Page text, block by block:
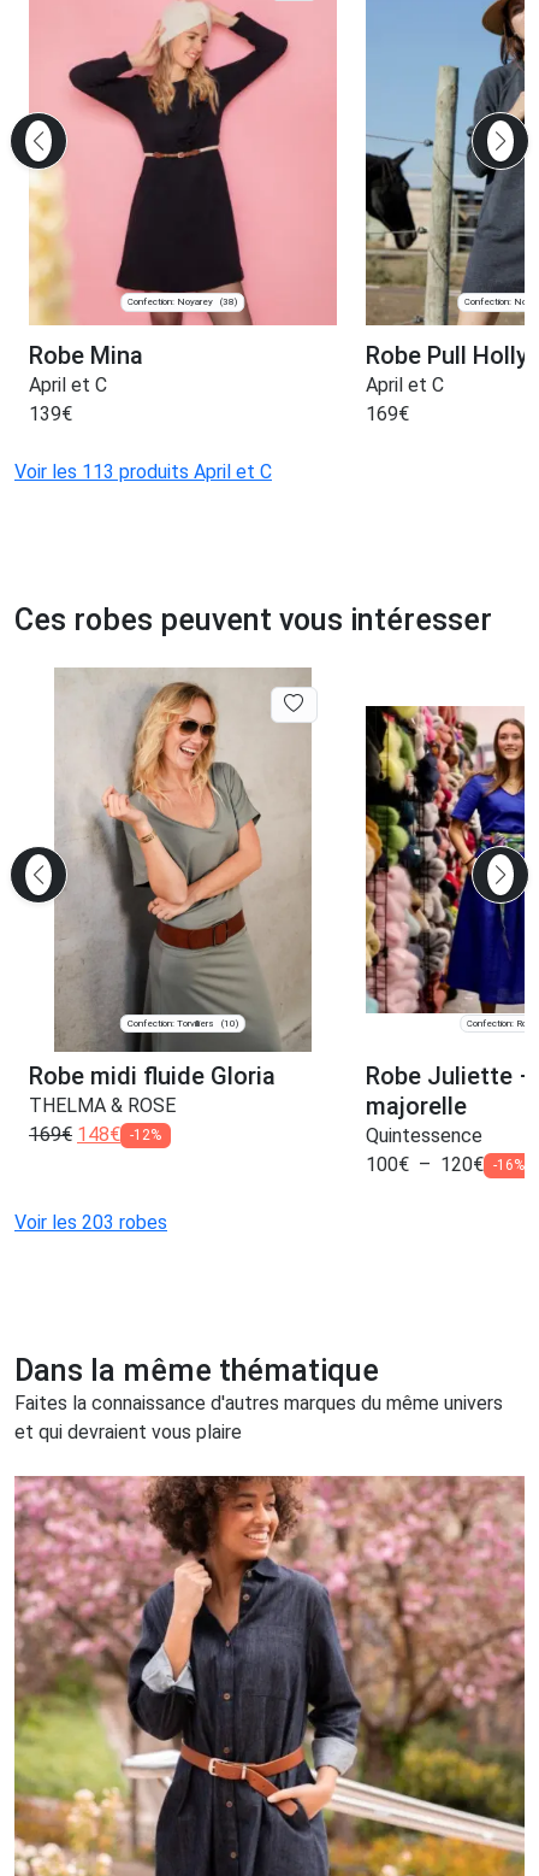
Confection: Noyarey (38)
Robe Mina
April et C
139€
Confection:
Robe Pull Holly
April et C
169€
Voir les 113 produits April et C
Ces robes peuvent vous intéresser
Confection: Torvilliers (10)
Robe midi fluide Gloria
THELMA & ROSE
169€ 148€ -12%
Confection:
Robe Juliette –
majorelle
Quintessence
100€ – 120€ -16%
Voir les 203 robes
Dans la même thématique
Faites la connaissance d'autres marques du même univers
et qui devraient vous plaire